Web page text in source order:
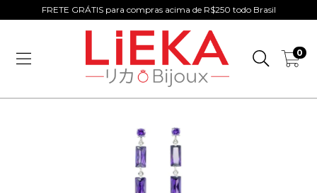
FRETE GRÁTIS para compras acima de R$250 todo Brasil
0